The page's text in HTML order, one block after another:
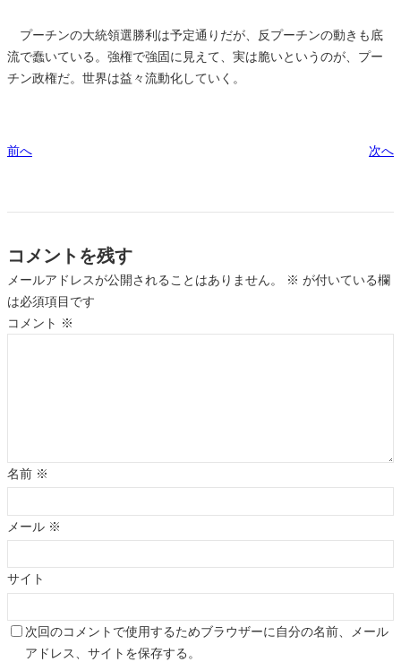
プーチンの大統領選勝利は予定通りだが、反プーチンの動きも底
流で蠢いている。強権で強固に見えて、実は脆いというのが、プー
チン政権だ。世界は益々流動化していく。
前へ 次へ
コメントを残す
メールアドレスが公開されることはありません。 ※ が付いている欄
は必須項目です
コメント ※
名前 ※
メール ※
サイト
次回のコメントで使用するためブラウザーに自分の名前、メール
アドレス、サイトを保存する。